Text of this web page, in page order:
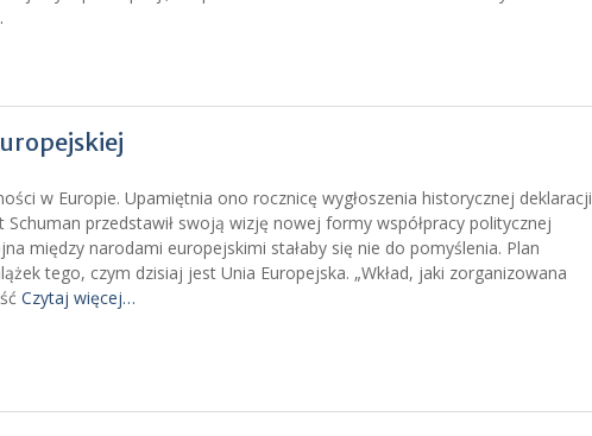
w Europie. Upamiętnia ono rocznicę wygłoszenia historycznej deklaracji
przedstawił swoją wizję nowej formy współpracy politycznej
między narodami europejskimi stałaby się nie do pomyślenia. Plan
tego, czym dzisiaj jest Unia Europejska. „Wkład, jaki zorganizowana
Czytaj więcej…